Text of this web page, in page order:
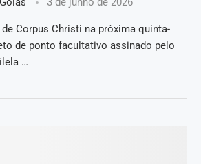
Corpus Christi na próxima quinta-
de ponto facultativo assinado pelo
…